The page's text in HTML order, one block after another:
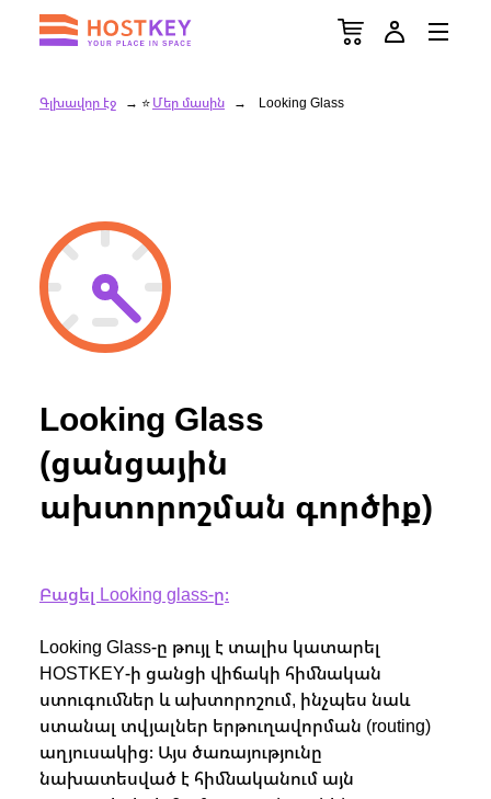
Գլխավոր էջ Մեր մասին Looking Glass
Looking Glass
(ցանցային
ախտորոշման գործիք)
Բացել Looking glass-ը։
Looking Glass-ը թույլ է տալիս կատարել
HOSTKEY-ի ցանցի վիճակի հիմնական
ստուգումներ և ախտորոշում, ինչպես նաև
ստանալ տվյալներ երթուղավորման (routing)
աղյուսակից։ Այս ծառայությունը
նախատեսված է հիմնականում այն